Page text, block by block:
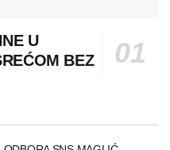
U
BEZ